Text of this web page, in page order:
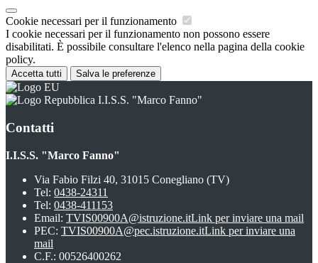
Cookie necessari per il funzionamento
I cookie necessari per il funzionamento non possono essere
disabilitati. È possibile consultare l'elenco nella pagina della cookie
policy.
Accetta tutti Salva le preferenze
I.I.S.S. "Marco Fanno"
Contatti
I.I.S.S. "Marco Fanno"
Via Fabio Filzi 40, 31015 Conegliano (TV)
Tel: 0438-24311
Tel: 0438-411153
Email: TVIS00900A@istruzione.itLink per inviare una mail
PEC: TVIS00900A@pec.istruzione.itLink per inviare una
mail
C.F.: 00526400262